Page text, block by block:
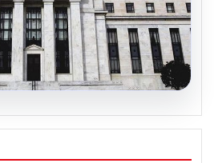
Faiz Oranını Sabit Tutmaya